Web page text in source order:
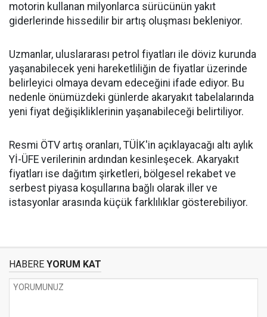
motorin kullanan milyonlarca sürücünün yakıt
giderlerinde hissedilir bir artış oluşması bekleniyor.
Uzmanlar, uluslararası petrol fiyatları ile döviz kurunda
yaşanabilecek yeni hareketliliğin de fiyatlar üzerinde
belirleyici olmaya devam edeceğini ifade ediyor. Bu
nedenle önümüzdeki günlerde akaryakıt tabelalarında
yeni fiyat değişikliklerinin yaşanabileceği belirtiliyor.
Resmi ÖTV artış oranları, TÜİK'in açıklayacağı altı aylık
Yİ-ÜFE verilerinin ardından kesinleşecek. Akaryakıt
fiyatları ise dağıtım şirketleri, bölgesel rekabet ve
serbest piyasa koşullarına bağlı olarak iller ve
istasyonlar arasında küçük farklılıklar gösterebiliyor.
HABERE YORUM KAT